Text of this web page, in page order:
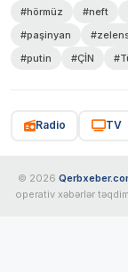
#hörmüz #neft
#paşinyan
#putin
#ÇİN
Radio TV
© 2026
operativ xəbərlər